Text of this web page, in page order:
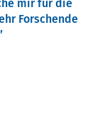
mir für die
Forschende